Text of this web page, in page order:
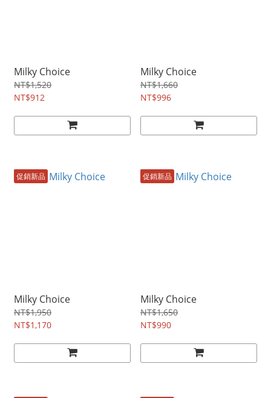
Milky Choice
NT$1,520
NT$912
Milky Choice
NT$1,660
NT$996
促銷新品
Milky Choice
NT$1,950
NT$1,170
促銷新品
Milky Choice
NT$1,650
NT$990